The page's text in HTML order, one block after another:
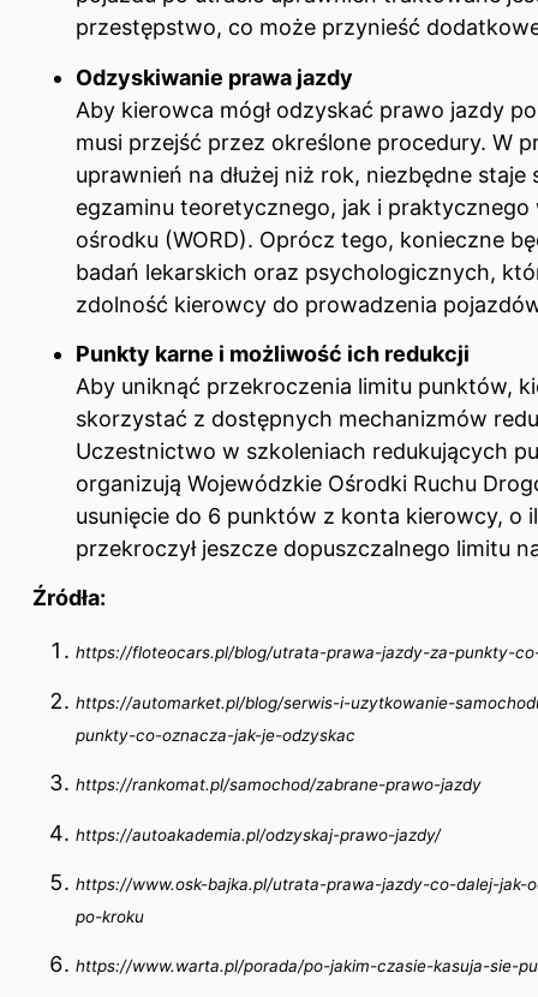
przestępstwo, co może przynieść
Odzyskiwanie prawa jazdy
Aby kierowca mógł odzyskać prawo jazdy
musi przejść przez określone procedury. W
uprawnień na dłużej niż rok, niezbędne
egzaminu teoretycznego, jak i
ośrodku (WORD). Oprócz tego, konieczne
badań lekarskich oraz psychologicznych,
zdolność kierowcy do prowadzenia
Punkty karne i możliwość ich redukcji
Aby uniknąć przekroczenia limitu punktów,
skorzystać z dostępnych mechanizmów
Uczestnictwo w szkoleniach redukujących
organizują Wojewódzkie Ośrodki Ruchu
usunięcie do 6 punktów z konta kierowcy, o
przekroczył jeszcze dopuszczalnego limitu
Źródła:
https://floteocars.pl/blog/utrata-prawa-jazdy-za-punkty-
https://automarket.pl/blog/serwis-i-uzytkowanie-
punkty-co-oznacza-jak-je-odzyskac
https://rankomat.pl/samochod/zabrane-prawo-jazdy
https://autoakademia.pl/odzyskaj-prawo-jazdy/
https://www.osk-bajka.pl/utrata-prawa-jazdy-co-dalej-jak-
po-kroku
https://www.warta.pl/porada/po-jakim-czasie-kasuja-sie-